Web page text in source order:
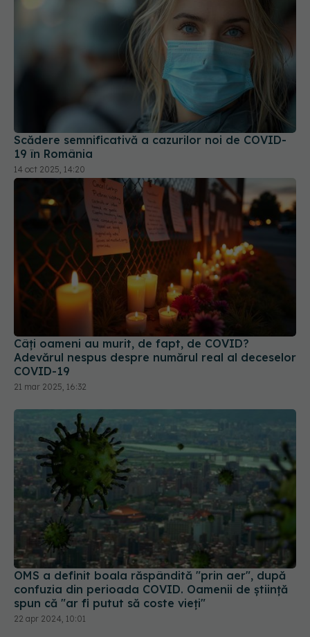
Scădere semnificativă a cazurilor noi de COVID-
19 în România
14 oct 2025, 14:20
Câți oameni au murit, de fapt, de COVID?
Adevărul nespus despre numărul real al deceselor
COVID-19
21 mar 2025, 16:32
OMS a definit boala răspândită "prin aer", după
confuzia din perioada COVID. Oamenii de știință
spun că "ar fi putut să coste vieți"
22 apr 2024, 10:01